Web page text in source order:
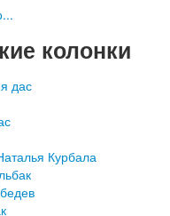
колонки
дас
Курбала